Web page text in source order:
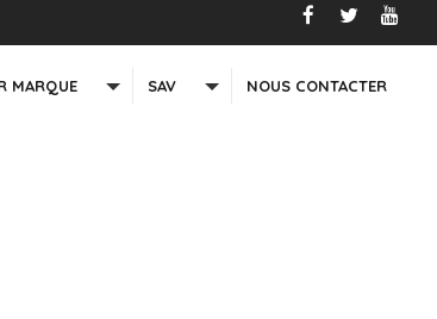
MARQUE SAV NOUS CONTACTER